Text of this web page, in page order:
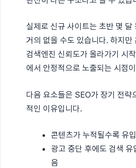
실제로 신규 사이트는 초반 몇 달
거의 없을 수도 있습니다. 하지만
검색엔진 신뢰도가 올라가기 시
에서 안정적으로 노출되는 시점
다음 요소들은 SEO가 장기 전략
적인 이유입니다.
콘텐츠가 누적될수록 유
광고 중단 후에도 검색 유
음